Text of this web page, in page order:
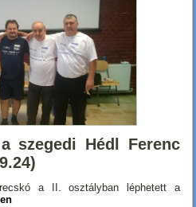
szegedi Hédl Ferenc
a II. osztályban léphetett a